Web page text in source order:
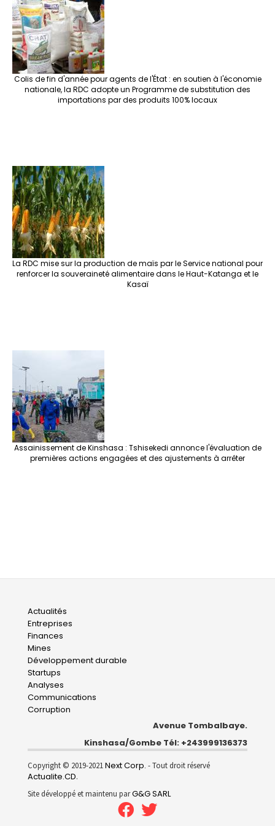
Colis de fin d'année pour agents de l'État : en soutien à l'économie
nationale, la RDC adopte un Programme de substitution des
importations par des produits 100% locaux
La RDC mise sur la production de maïs par le Service national pour
renforcer la souveraineté alimentaire dans le Haut-Katanga et le
Kasaï
Assainissement de Kinshasa : Tshisekedi annonce l'évaluation de
premières actions engagées et des ajustements à arrêter
Main
navigation
Actualités
Entreprises
Finances
Mines
Développement durable
Startups
Analyses
Communications
Corruption
Avenue Tombalbaye.
Kinshasa/Gombe Tél: +243999136373
Copyright © 2019-2021Next Corp. - Tout droit réservé
Actualite.CD.
Site développé et maintenu parG&G SARL